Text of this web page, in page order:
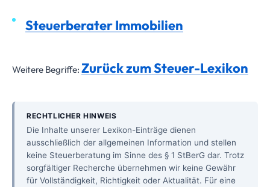
Steuerberater Immobilien
Weitere Begriffe: Zurück zum Steuer-Lexikon
RECHTLICHER HINWEIS
Die Inhalte unserer Lexikon-Einträge dienen
ausschließlich der allgemeinen Information und stellen
keine Steuerberatung im Sinne des § 1 StBerG dar. Trotz
sorgfältiger Recherche übernehmen wir keine Gewähr
für Vollständigkeit, Richtigkeit oder Aktualität. Für eine